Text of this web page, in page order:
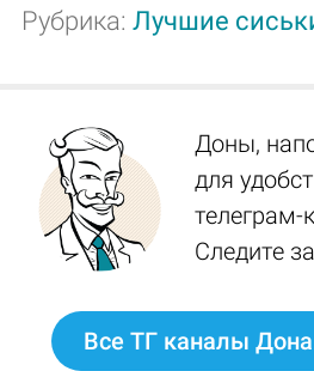
Рубрика: Лучшие
Доны,
для
телеграм-
Следите
Все ТГ каналы